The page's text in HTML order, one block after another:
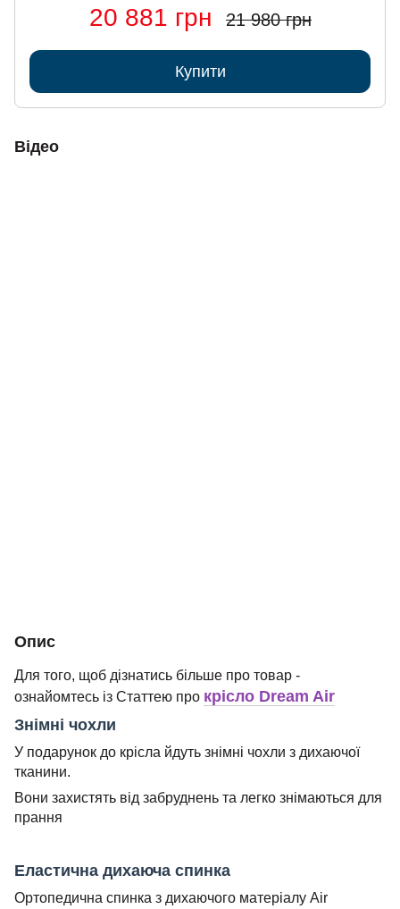
20 881 грн 21 980 грн
Купити
Відео
Опис
Для того, щоб дізнатись більше про товар -
ознайомтесь із Статтею про крісло Dream Air
Знімні чохли
У подарунок до крісла йдуть знімні чохли з дихаючої
тканини.
Вони захистять від забруднень та легко знімаються для
прання
Еластична дихаюча спинка
Ортопедична спинка з дихаючого матеріалу Air